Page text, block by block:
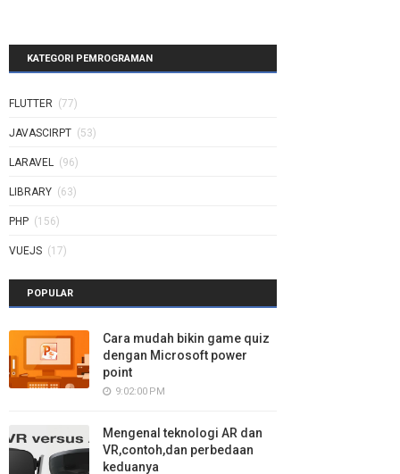
KATEGORI PEMROGRAMAN
FLUTTER (77)
JAVASCIRPT (53)
LARAVEL (96)
LIBRARY (63)
PHP (156)
VUEJS (17)
POPULAR
Cara mudah bikin game quiz
dengan Microsoft power
point
9:02:00 PM
Mengenal teknologi AR dan
VR,contoh,dan perbedaan
keduanya